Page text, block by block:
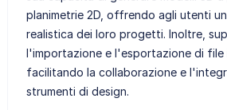
planimetrie 2D, offrendo agli utenti
realistica dei loro progetti. Inoltre,
l'importazione e l'esportazione di file
facilitando la collaborazione e
strumenti di design.